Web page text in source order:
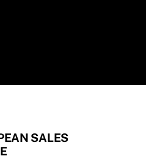
SALES